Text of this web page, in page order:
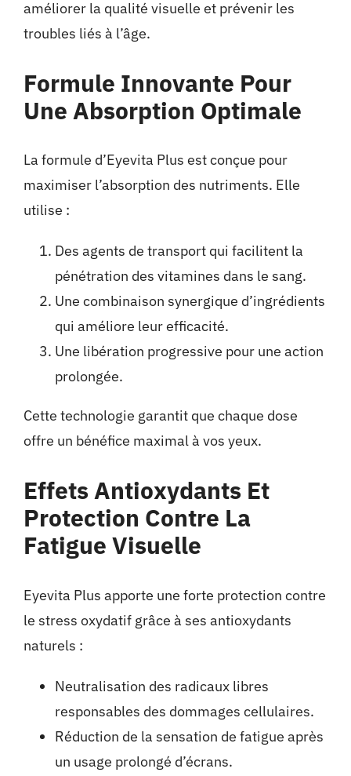
améliorer la qualité visuelle et prévenir les
troubles liés à l’âge.
Formule Innovante Pour
Une Absorption Optimale
La formule d’Eyevita Plus est conçue pour
maximiser l’absorption des nutriments. Elle
utilise :
Des agents de transport qui facilitent la
pénétration des vitamines dans le sang.
Une combinaison synergique d’ingrédients
qui améliore leur efficacité.
Une libération progressive pour une action
prolongée.
Cette technologie garantit que chaque dose
offre un bénéfice maximal à vos yeux.
Effets Antioxydants Et
Protection Contre La
Fatigue Visuelle
Eyevita Plus apporte une forte protection contre
le stress oxydatif grâce à ses antioxydants
naturels :
Neutralisation des radicaux libres
responsables des dommages cellulaires.
Réduction de la sensation de fatigue après
un usage prolongé d’écrans.